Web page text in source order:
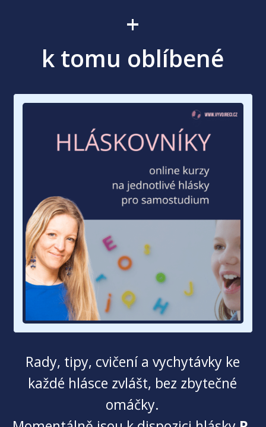
+
k tomu oblíbené
Rady, tipy, cvičení a vychytávky ke
každé hlásce zvlášt, bez zbytečné
omáčky.